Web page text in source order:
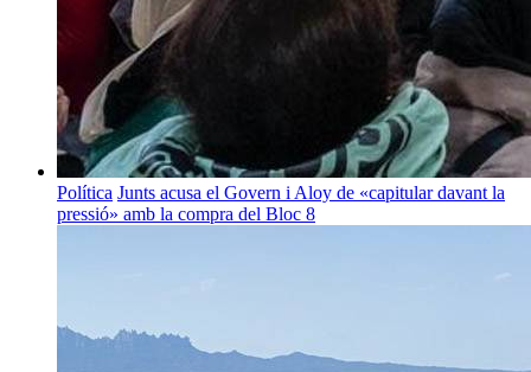
Política Junts acusa el Govern i Aloy de «capitular davant la
pressió» amb la compra del Bloc 8